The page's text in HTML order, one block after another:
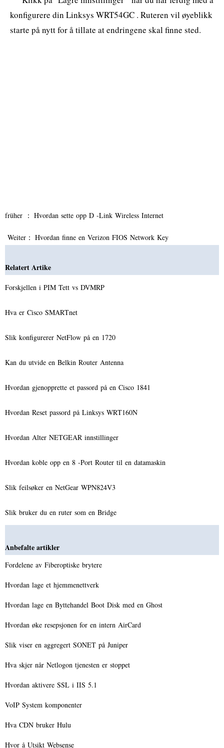
konfigurere din Linksys WRT54GC . Ruteren vil øyeblikk
starte på nytt for å tillate at endringene skal finne sted.
früher ： Hvordan sette opp D -Link Wireless Internet
Weiter： Hvordan finne en Verizon FIOS Network Key
Relatert Artike
Forskjellen i PIM Tett vs DVMRP
Hva er Cisco SMARTnet
Slik konfigurerer NetFlow på en 1720
Kan du utvide en Belkin Router Antenna
Hvordan gjenopprette et passord på en Cisco 1841
Hvordan Reset passord på Linksys WRT160N
Hvordan Alter NETGEAR innstillinger
Hvordan koble opp en 8 -Port Router til en datamaskin
Slik feilsøker en NetGear WPN824V3
Slik bruker du en ruter som en Bridge
Anbefalte artikler
Fordelene av Fiberoptiske brytere
Hvordan lage et hjemmenettverk
Hvordan lage en Byttehandel Boot Disk med en Ghost
Hvordan øke resepsjonen for en intern AirCard
Slik viser en aggregert SONET på Juniper
Hva skjer når Netlogon tjenesten er stoppet
Hvordan aktivere SSL i IIS 5.1
VoIP System komponenter
Hva CDN bruker Hulu
Hvor å Utsikt Websense